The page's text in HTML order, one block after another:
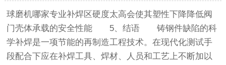
球磨机哪家专业补焊区硬度太高会使其塑性下降降低阀
门壳体承载的安全性能 5、结语 铸钢件缺陷的科
学补焊是一项节能的再制造工程技术。在现代化测试手
段配合下应在补焊工具、焊材、人员和工艺上不断加以